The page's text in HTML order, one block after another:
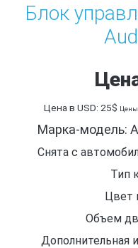
Блок
Цена в USD: 25$ Цены
Марка-модель:
Снята с
Тип
Цвет
Объем
Дополнительная